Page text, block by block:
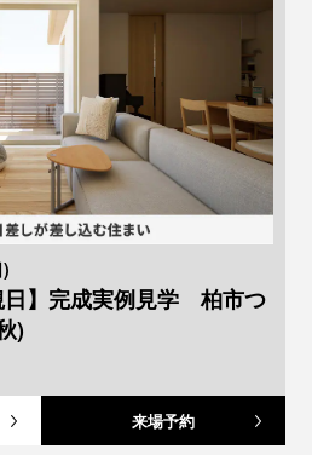
日】完成実例見学 柏市つ
)
来場予約